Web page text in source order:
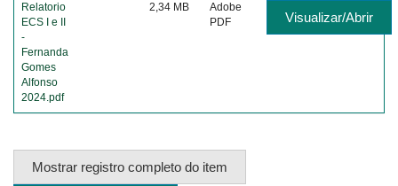
Relatorio
ECS I e II
-
Fernanda
Gomes
Alfonso
2024.pdf
2,34 MB
Adobe
PDF
Visualizar/Abrir
Mostrar registro completo do item